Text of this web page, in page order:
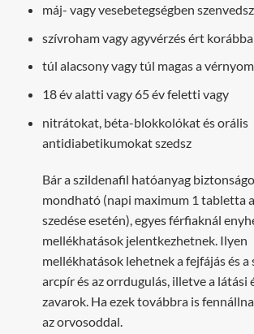
máj- vagy vesebetegségben szenvedsz
szívroham vagy agyvérzés ért
túl alacsony vagy túl magas a
18 év alatti vagy 65 év feletti vagy
nitrátokat, béta-blokkolókat és orális
antidiabetikumokat szedsz
Bár a szildenafil hatóanyag
mondható (napi maximum 1 tabletta
szedése esetén), egyes férfiaknál
mellékhatások jelentkezhetnek. Ilyen
mellékhatások lehetnek a fejfájás és a
arcpír és az orrdugulás, illetve a látási
zavarok. Ha ezek továbbra is
az orvosoddal.